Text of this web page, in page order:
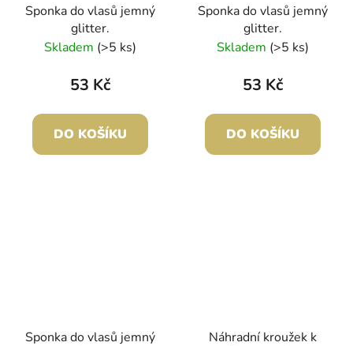
Sponka do vlasů jemný
glitter.
Skladem (>5 ks)
53 Kč
DO KOŠÍKU
Sponka do vlasů jemný
glitter.
Skladem (>5 ks)
53 Kč
DO KOŠÍKU
Sponka do vlasů jemný
Náhradní kroužek k